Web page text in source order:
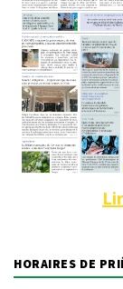
HORAIRES DE